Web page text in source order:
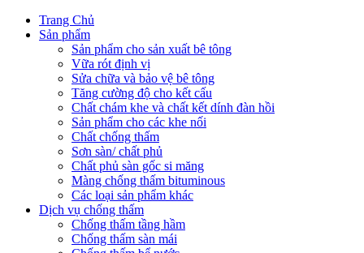
Trang Chủ
Sản phẩm
Sản phẩm cho sản xuất bê tông
Vữa rót định vị
Sửa chữa và bảo vệ bê tông
Tăng cường độ cho kết cấu
Chất chám khe và chất kết dính đàn hồi
Sản phẩm cho các khe nối
Chất chống thấm
Sơn sàn/ chất phủ
Chất phủ sàn gốc si măng
Màng chống thấm bituminous
Các loại sản phẩm khác
Dịch vụ chống thấm
Chống thấm tầng hầm
Chống thấm sàn mái